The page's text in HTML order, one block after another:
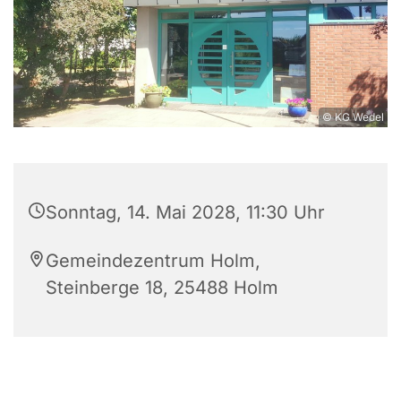
© KG Wedel
Sonntag, 14. Mai 2028, 11:30 Uhr
Gemeindezentrum Holm,
Steinberge 18, 25488 Holm